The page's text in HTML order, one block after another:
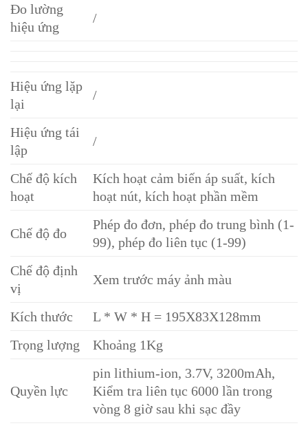
Đo lường
hiệu ứng
/
Hiệu ứng lặp
lại
/
Hiệu ứng tái
lập
/
Chế độ kích
hoạt
Kích hoạt cảm biến áp suất, kích
hoạt nút, kích hoạt phần mềm
Chế độ đo
Phép đo đơn, phép đo trung bình (1-
99), phép đo liên tục (1-99)
Chế độ định
vị
Xem trước máy ảnh màu
Kích thước
L * W * H = 195X83X128mm
Trọng lượng
Khoảng 1Kg
Quyền lực
pin lithium-ion, 3.7V, 3200mAh,
Kiểm tra liên tục 6000 lần trong
vòng 8 giờ sau khi sạc đầy